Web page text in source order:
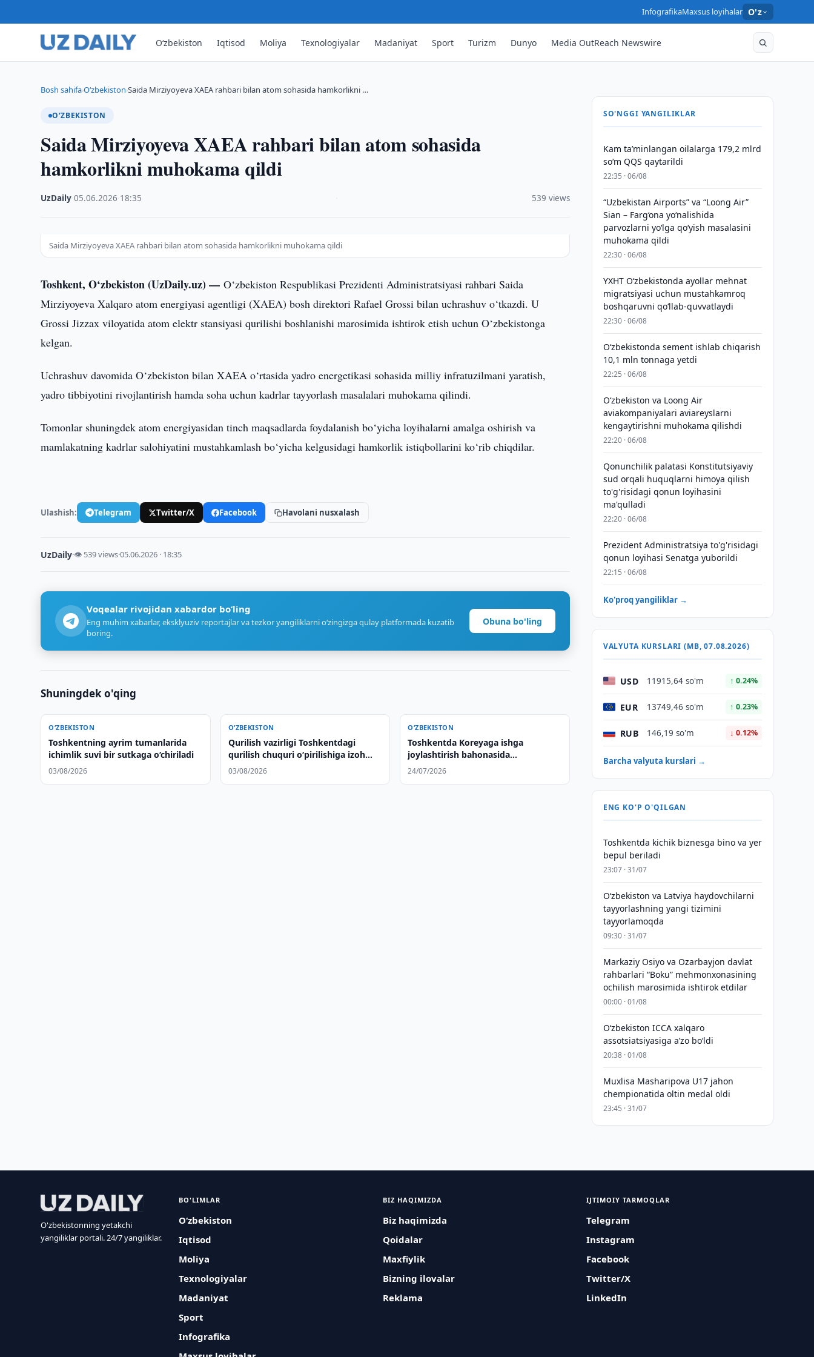
InfografikaMaxsus loyihalar O'z
O‘zbekiston Iqtisod Moliya Texnologiyalar Madaniyat Sport Turizm Dunyo Media OutReach Newswire
Bosh sahifa›O‘zbekiston›Saida Mirziyoyeva XAEA rahbari bilan atom sohasida hamkorlikni …
O‘ZBEKISTON
Saida Mirziyoyeva XAEA rahbari bilan atom sohasida
hamkorlikni muhokama qildi
UzDaily ·05.06.2026 18:35 539 views
Saida Mirziyoyeva XAEA rahbari bilan atom sohasida hamkorlikni muhokama qildi
Toshkent, O‘zbekiston (UzDaily.uz) —O‘zbekiston Respublikasi Prezidenti Administratsiyasi rahbari Saida
Mirziyoyeva Xalqaro atom energiyasi agentligi (XAEA) bosh direktori Rafael Grossi bilan uchrashuv o‘tkazdi. U
Grossi Jizzax viloyatida atom elektr stansiyasi qurilishi boshlanishi marosimida ishtirok etish uchun O‘zbekistonga
kelgan.
Uchrashuv davomida O‘zbekiston bilan XAEA o‘rtasida yadro energetikasi sohasida milliy infratuzilmani yaratish,
yadro tibbiyotini rivojlantirish hamda soha uchun kadrlar tayyorlash masalalari muhokama qilindi.
Tomonlar shuningdek atom energiyasidan tinch maqsadlarda foydalanish bo‘yicha loyihalarni amalga oshirish va
mamlakatning kadrlar salohiyatini mustahkamlash bo‘yicha kelgusidagi hamkorlik istiqbollarini ko‘rib chiqdilar.
Ulashish: Telegram Twitter/X Facebook Havolani nusxalash
UzDaily·👁 539 views·05.06.2026 · 18:35
Voqealar rivojidan xabardor bo‘ling
Eng muhim xabarlar, eksklyuziv reportajlar va tezkor yangiliklarni o‘zingizga qulay platformada kuzatib
boring.
Obuna bo'ling
Shuningdek o'qing
O‘ZBEKISTON
Toshkentning ayrim tumanlarida
ichimlik suvi bir sutkaga o‘chiriladi
03/08/2026
O‘ZBEKISTON
Qurilish vazirligi Toshkentdagi
qurilish chuquri o‘pirilishiga izoh
berdi
03/08/2026
O‘ZBEKISTON
Toshkentda Koreyaga ishga
joylashtirish bahonasida
gumonlanuvchilar ushlandi
24/07/2026
SO'NGGI YANGILIKLAR
Kam taʼminlangan oilalarga 179,2 mlrd
so‘m QQS qaytarildi
22:35 · 06/08
“Uzbekistan Airports” va “Loong Air”
Sian – Farg‘ona yo‘nalishida
parvozlarni yo‘lga qo‘yish masalasini
muhokama qildi
22:30 · 06/08
YXHT O‘zbekistonda ayollar mehnat
migratsiyasi uchun mustahkamroq
boshqaruvni qo‘llab-quvvatlaydi
22:30 · 06/08
O‘zbekistonda sement ishlab chiqarish
10,1 mln tonnaga yetdi
22:25 · 06/08
Oʻzbekiston va Loong Air
aviakompaniyalari aviareyslarni
kengaytirishni muhokama qilishdi
22:20 · 06/08
Qonunchilik palatasi Konstitutsiyaviy
sud orqali huquqlarni himoya qilish
to'g'risidagi qonun loyihasini
ma'qulladi
22:20 · 06/08
Prezident Administratsiya to'g'risidagi
qonun loyihasi Senatga yuborildi
22:15 · 06/08
Ko'proq yangiliklar →
VALYUTA KURSLARI (MB, 07.08.2026)
USD 11915,64 so'm ↑ 0.24%
EUR 13749,46 so'm ↑ 0.23%
RUB 146,19 so'm ↓ 0.12%
Barcha valyuta kurslari →
ENG KO'P O'QILGAN
Toshkentda kichik biznesga bino va yer
bepul beriladi
23:07 · 31/07
Oʻzbekiston va Latviya haydovchilarni
tayyorlashning yangi tizimini
tayyorlamoqda
09:30 · 31/07
Markaziy Osiyo va Ozarbayjon davlat
rahbarlari “Boku” mehmonxonasining
ochilish marosimida ishtirok etdilar
00:00 · 01/08
O‘zbekiston ICCA xalqaro
assotsiatsiyasiga aʼzo bo‘ldi
20:38 · 01/08
Muxlisa Masharipova U17 jahon
chempionatida oltin medal oldi
23:45 · 31/07
O'zbekistonning yetakchi
yangiliklar portali. 24/7 yangiliklar.
BO'LIMLAR
O‘zbekiston
Iqtisod
Moliya
Texnologiyalar
Madaniyat
Sport
Infografika
BIZ HAQIMIZDA
Biz haqimizda
Qoidalar
Maxfiylik
Bizning ilovalar
Reklama
IJTIMOIY TARMOQLAR
Telegram
Instagram
Facebook
Twitter/X
LinkedIn